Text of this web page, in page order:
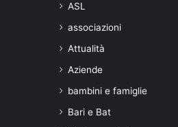
ASL
associazioni
Attualità
Aziende
bambini e famiglie
Bari e Bat